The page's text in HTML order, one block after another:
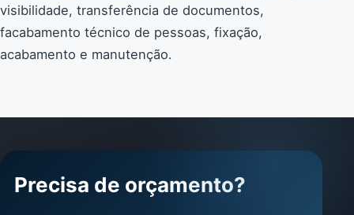
visibilidade, transferência de documentos,
facabamento técnico de pessoas, fixação,
acabamento e manutenção.
Precisa de orçamento?